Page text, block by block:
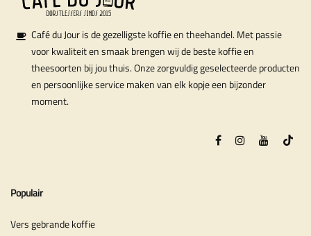
Café du Jour is de gezelligste koffie en theehandel. Met passie
voor kwaliteit en smaak brengen wij de beste koffie en
theesoorten bij jou thuis. Onze zorgvuldig geselecteerde producten
en persoonlijke service maken van elk kopje een bijzonder
moment.
Populair
Vers gebrande koffie